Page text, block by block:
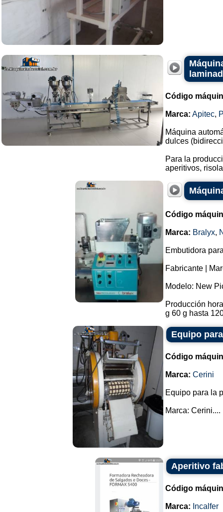
Código
Marca: Apitec,
Máquina
dulces
Para la
aperitivos,
Código
Marca: Bralyx,
Embutidora
Fabricante |
Modelo: New
Producción
g 60 g hasta
Equipo
Código
Marca: Cerini
Equipo para la
Marca: Cerini....
Aperitivo
Código
Marca: Incalfer